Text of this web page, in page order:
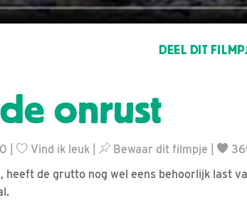
DEEL DIT
onrust
| Vind ik leuk Bewaar dit filmpje
heeft de grutto nog wel eens behoorlijk last